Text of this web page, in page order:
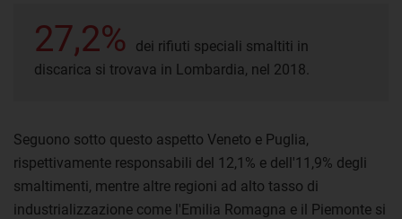
27,2%
dei rifiuti speciali smaltiti in
discarica si trovava in Lombardia, nel 2018.
Seguono sotto questo aspetto Veneto e Puglia,
rispettivamente responsabili del 12,1% e dell'11,9% degli
smaltimenti, mentre altre regioni ad alto tasso di
industrializzazione come l'Emilia Romagna e il Piemonte si